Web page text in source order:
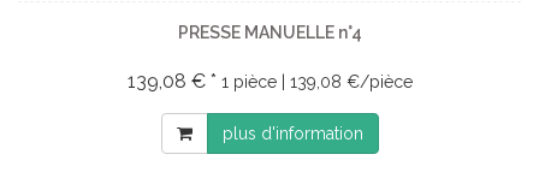
PRESSE MANUELLE n°4
139,08 € * 1 pièce | 139,08 €/pièce
plus d'information